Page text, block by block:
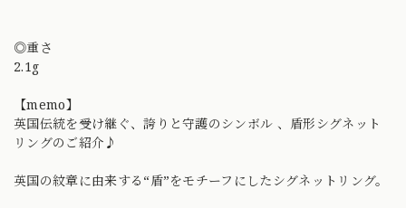
◎重さ
2.1g
【memo】
英国伝統を受け継ぐ、誇りと守護のシンボル 、盾形シグネット
リングのご紹介♪
英国の紋章に由来する“盾”をモチーフにしたシグネットリング。